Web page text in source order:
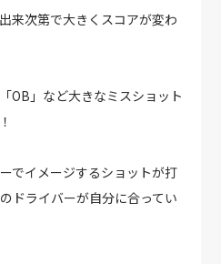
来次第で大きくスコアが変わ
OB」など大きなミスショット
でイメージするショットが打
ドライバーが自分に合ってい